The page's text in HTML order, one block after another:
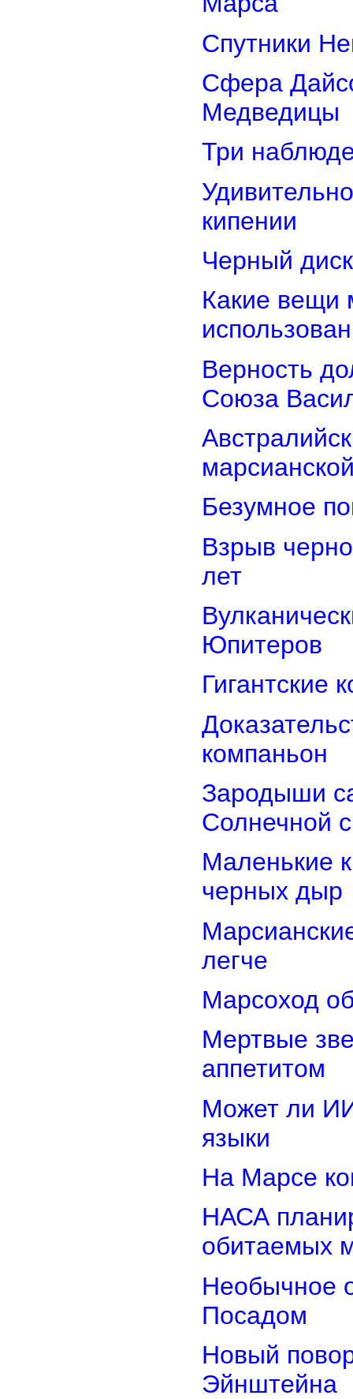
Спутники
Сфера
Медведицы
Три
кипении
Черный
Какие вещи
Верность
Союза
Безумное
Взрыв
лет
Юпитеров
Гигантские
компаньон
Зародыши
Солнечной
Маленькие
черных дыр
легче
Марсоход
Мертвые
аппетитом
Может ли
языки
На Марсе
НАСА
обитаемых
Необычное
Посадом
Новый
Эйнштейна